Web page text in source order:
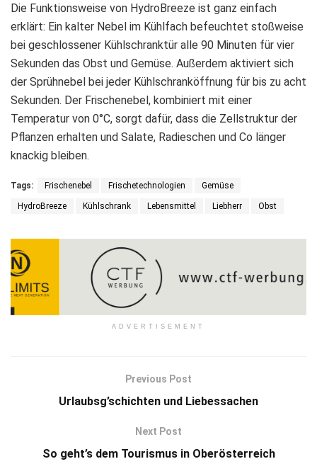
Die Funktionsweise von HydroBreeze ist ganz einfach
erklärt: Ein kalter Nebel im Kühlfach befeuchtet stoßweise
bei geschlossener Kühlschranktür alle 90 Minuten für vier
Sekunden das Obst und Gemüse. Außerdem aktiviert sich
der Sprühnebel bei jeder Kühlschranköffnung für bis zu acht
Sekunden. Der Frischenebel, kombiniert mit einer
Temperatur von 0°C, sorgt dafür, dass die Zellstruktur der
Pflanzen erhalten und Salate, Radieschen und Co länger
knackig bleiben.
Tags: Frischenebel Frischetechnologien Gemüse
HydroBreeze Kühlschrank Lebensmittel Liebherr Obst
ADVERTISEMENT
Previous Post
Urlaubsg’schichten und Liebessachen
Next Post
So geht’s dem Tourismus in Oberösterreich